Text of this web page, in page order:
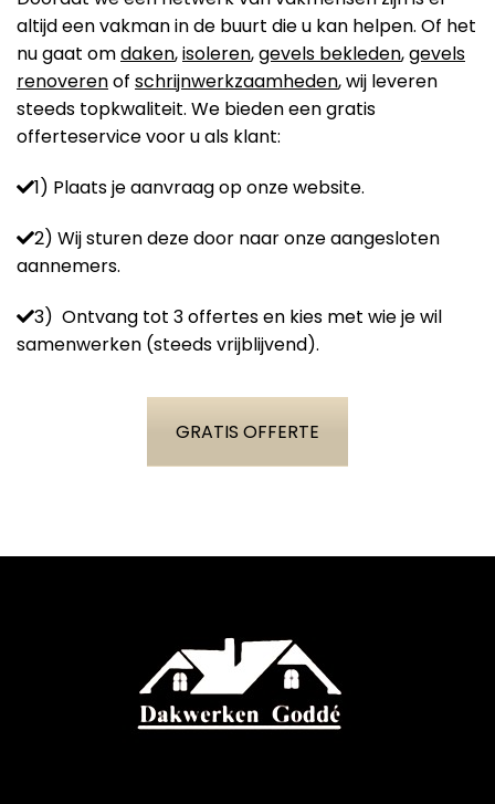
altijd een vakman in de buurt die u kan helpen. Of het
nu gaat omdaken,isoleren,gevels bekleden,gevels
renoverenof schrijnwerkzaamheden, wij leveren
steeds topkwaliteit. We bieden een gratis
offerteservice voor u als klant:
1) Plaats je aanvraag op onze website.
2) Wij sturen deze door naar onze aangesloten
aannemers.
3) Ontvang tot 3 offertes en kies met wie je wil
samenwerken (steeds vrijblijvend).
GRATIS OFFERTE